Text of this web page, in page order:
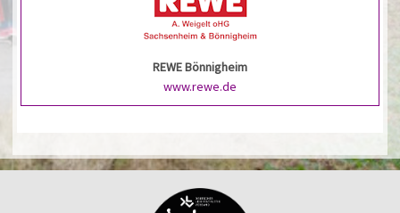
REWE Bönnigheim
www.rewe.de